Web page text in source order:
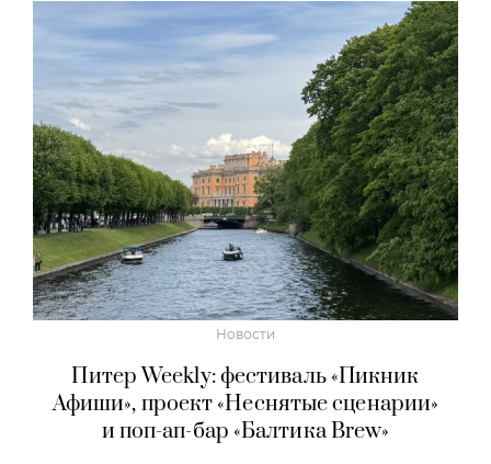
Новости
Питер Weekly: фестиваль «Пикник
Афиши», проект «Неснятые сценарии»
и поп-ап-бар «Балтика Brew»